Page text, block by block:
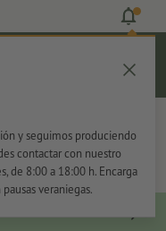
y seguimos produciendo
contactar con nuestro
de 8:00 a 18:00 h. Encarga
veraniegas.
Cesta